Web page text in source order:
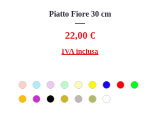
Piatto Fiore 30 cm
Prezzo
22,00 €
IVA inclusa